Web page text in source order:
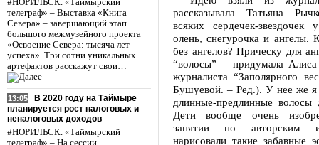
#НОРИЛЬСК. «Таймырский
телеграф» – Выставка «Книга
Севера» – завершающий этап
большого межмузейного проекта
«Освоение Севера: тысяча лет
успеха». Три сотни уникальных
артефактов расскажут свои…
13:05
В 2020 году на Таймыре
планируется рост налоговых и
неналоговых доходов
#НОРИЛЬСК. «Таймырский
телеграф» – На сессии
рассказывала Татьяна
всяких сердечек-звездочек
олень, снегурочка и ангелы.
без ангелов? Прическу для
“волосы” – придумала
журналиста “Заполярного
Бушуевой. – Ред.). У нее же я
длинные-предлинные волосы
Дети вообще очень
занятии по авторским
нарисовали такие забавные